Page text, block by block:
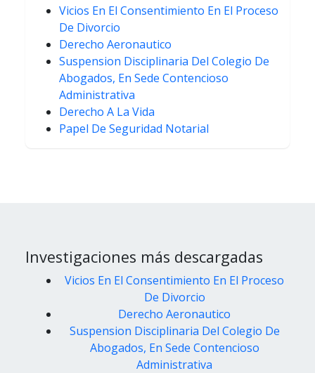
Vicios En El Consentimiento En El Proceso
De Divorcio
Derecho Aeronautico
Suspension Disciplinaria Del Colegio De
Abogados, En Sede Contencioso
Administrativa
Derecho A La Vida
Papel De Seguridad Notarial
Investigaciones más descargadas
Vicios En El Consentimiento En El Proceso
De Divorcio
Derecho Aeronautico
Suspension Disciplinaria Del Colegio De
Abogados, En Sede Contencioso
Administrativa